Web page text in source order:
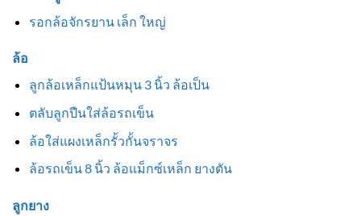
รอกล้อจักรยาน เล็ก ใหญ่
ล้อ
ลูกล้อเหล็กแป้นหมุน 3 นิ้ว ล้อเป็น
ตลับลูกปืนใส่ล้อรถเข็น
ล้อใส่แผงเหล็กรั้วกั้นจราจร
ล้อรถเข็น 8 นิ้ว ล้อแม็กซ์เหล็ก ยางตัน
ลูกยาง